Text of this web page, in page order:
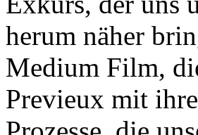
herum näher
Medium Film,
Previeux mit